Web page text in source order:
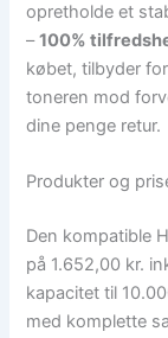
opretholde et
–100%
købet, tilbyder
toneren mod
dine penge retur.
Produkter og
Den kompatible
på 1.652,00 kr.
kapacitet til
med komplette